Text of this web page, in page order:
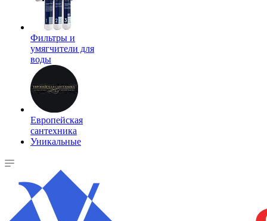
Фильтры и
умягчители для
воды
Европейская
сантехника
Уникальные